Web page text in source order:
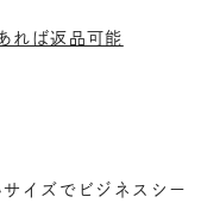
れば返品可能
イズでビジネスシー